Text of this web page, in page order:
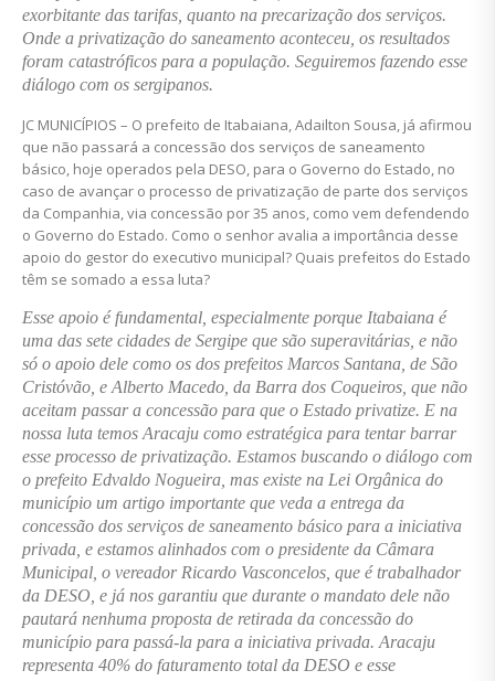
exorbitante das tarifas, quanto na precarização dos serviços.
Onde a privatização do saneamento aconteceu, os resultados
foram catastróficos para a população. Seguiremos fazendo esse
diálogo com os sergipanos.
JC MUNICÍPIOS – O prefeito de Itabaiana, Adailton Sousa, já afirmou
que não passará a concessão dos serviços de saneamento
básico, hoje operados pela DESO, para o Governo do Estado, no
caso de avançar o processo de privatização de parte dos serviços
da Companhia, via concessão por 35 anos, como vem defendendo
o Governo do Estado. Como o senhor avalia a importância desse
apoio do gestor do executivo municipal? Quais prefeitos do Estado
têm se somado a essa luta?
Esse apoio é fundamental, especialmente porque Itabaiana é
uma das sete cidades de Sergipe que são superavitárias, e não
só o apoio dele como os dos prefeitos Marcos Santana, de São
Cristóvão, e Alberto Macedo, da Barra dos Coqueiros, que não
aceitam passar a concessão para que o Estado privatize. E na
nossa luta temos Aracaju como estratégica para tentar barrar
esse processo de privatização. Estamos buscando o diálogo com
o prefeito Edvaldo Nogueira, mas existe na Lei Orgânica do
município um artigo importante que veda a entrega da
concessão dos serviços de saneamento básico para a iniciativa
privada, e estamos alinhados com o presidente da Câmara
Municipal, o vereador Ricardo Vasconcelos, que é trabalhador
da DESO, e já nos garantiu que durante o mandato dele não
pautará nenhuma proposta de retirada da concessão do
município para passá-la para a iniciativa privada. Aracaju
representa 40% do faturamento total da DESO e esse